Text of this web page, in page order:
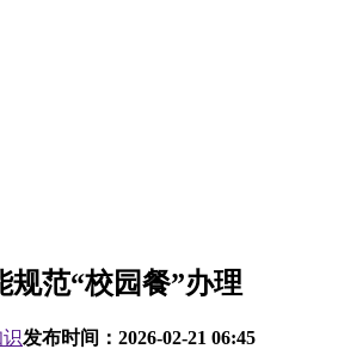
规范“校园餐”办理
发布时间： 2026-02-21 06:45